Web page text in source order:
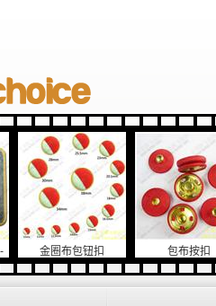
金圈布包钮扣 包布按扣